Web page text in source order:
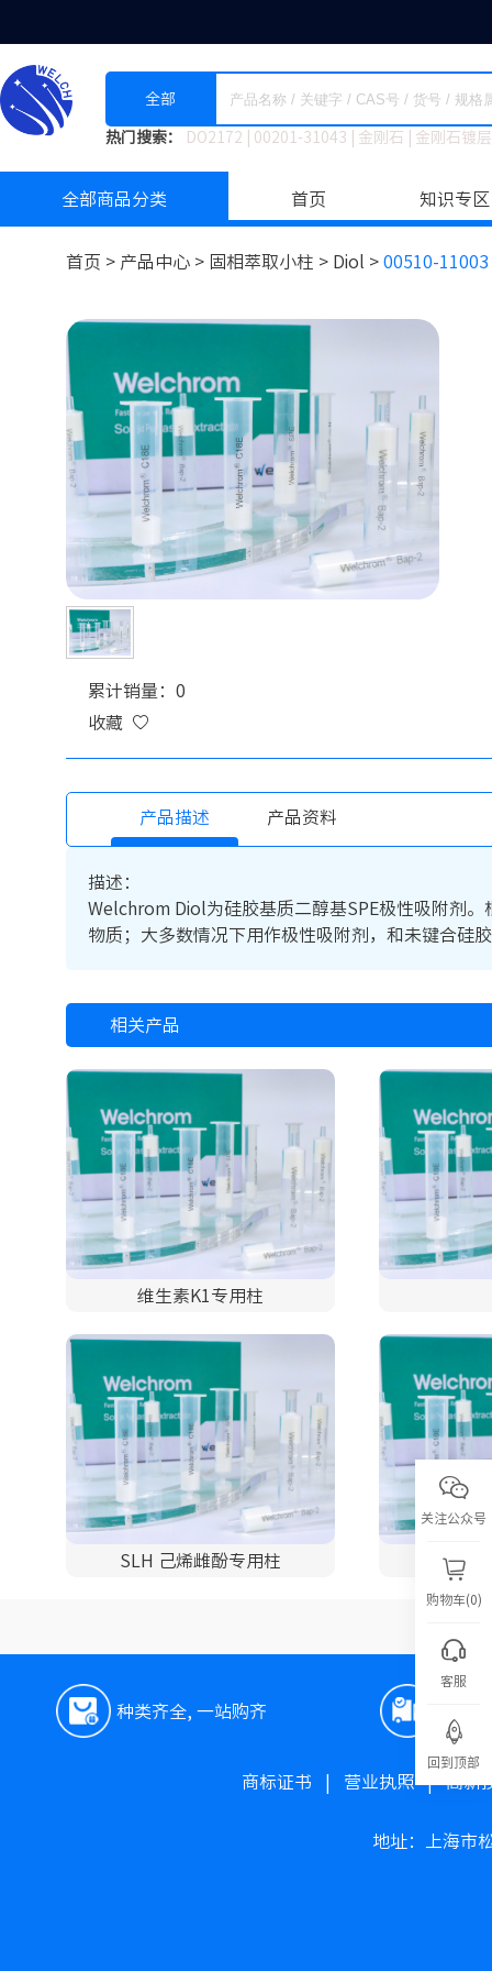
全部
热门搜索： DO2172 00201-31043 金刚石 金刚石镀
全部商品分类 首页 知识专区
首页 > 产品中心 > 固相萃取小柱 > Diol > 00510-11003
累计销量：0
收藏
产品描述 产品资料
描述：
Welchrom Diol为硅胶基质二醇基SPE极性吸附剂
物质；大多数情况下用作极性吸附剂，和未键合硅
相关产品
维生素K1专用柱
SLH 己烯雌酚专用柱
种类齐全, 一站购齐
商标证书 营业执照|高新
地址：上海市
关注公众号
购物车(0)
客服
回到顶部